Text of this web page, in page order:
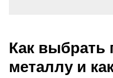
Как выбрать
металлу и